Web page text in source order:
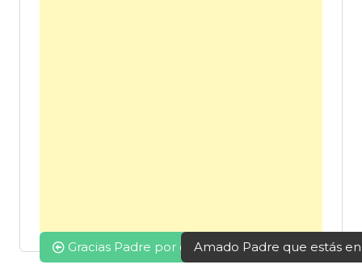
Navegación
de
Gracias Padre por obrar en mi vida
Amado Padre que estás